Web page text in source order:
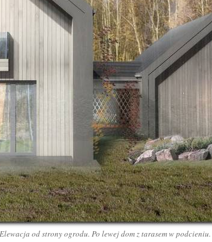
od strony ogrodu. Po lewej dom z tarasem w podcieniu.